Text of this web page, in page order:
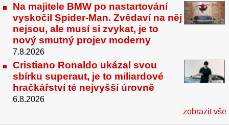
Na majitele BMW po nastartování
vyskočil Spider-Man. Zvědaví na něj
nejsou, ale musí si zvykat, je to
nový smutný projev moderny
7.8.2026
Cristiano Ronaldo ukázal svou
sbírku superaut, je to miliardové
hračkářství té nejvyšší úrovně
6.8.2026
zobrazit vše